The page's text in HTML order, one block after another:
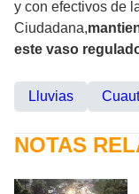
y con efectivos de
Ciudadana,
este vaso
Lluvias
NOTAS